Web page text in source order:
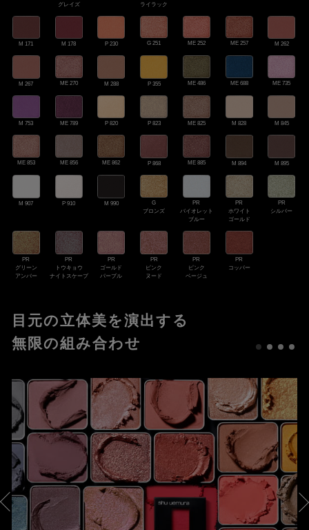
グレイズ
ライラック
M 171 M 178 P 230 G 251 ME 252 ME 257 M 262
M 267 ME 270 M 288 P 355 ME 486 ME 688 ME 735
M 753 ME 789 P 820 P 823 ME 825 M 828 M 845
ME 853 ME 856 ME 862 P 868 ME 885 M 894 M 895
M 907 P 910 M 990
G
ブロンズ
PR
バイオレット
ブルー
PR
ホワイト
ゴールド
PR
シルバー
PR
グリーン
アンバー
PR
トウキョウ
ナイトスケープ
PR
ゴールド
パープル
PR
ピンク
ヌード
PR
ピンク
ベージュ
PR
コッパー
目元の立体美を演出する
無限の組み合わせ